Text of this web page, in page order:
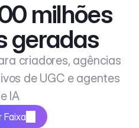
milhões
geradas
criadores, agências
de UGC e agentes
IA
Faixa